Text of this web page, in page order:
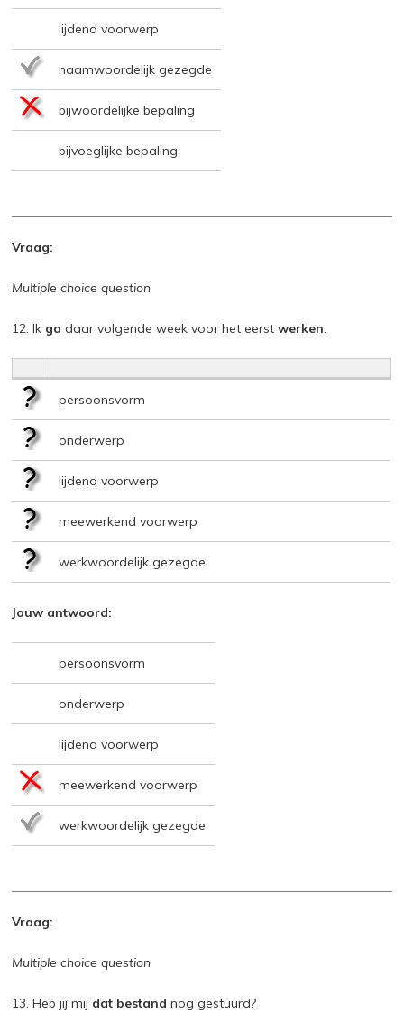
lijdend voorwerp
naamwoordelijk gezegde
bijwoordelijke bepaling
bijvoeglijke bepaling
Vraag:
Multiple choice question
12. Ik ga daar volgende week voor het eerstwerken.
persoonsvorm
onderwerp
lijdend voorwerp
meewerkend voorwerp
werkwoordelijk gezegde
Jouw antwoord:
persoonsvorm
onderwerp
lijdend voorwerp
meewerkend voorwerp
werkwoordelijk gezegde
Vraag:
Multiple choice question
13. Heb jij mij dat bestand nog gestuurd?